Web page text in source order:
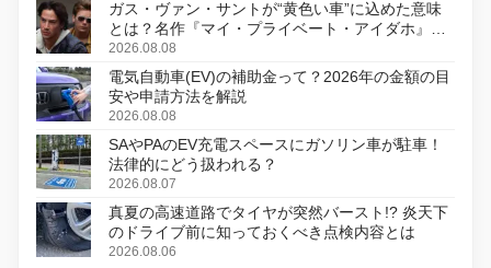
ガス・ヴァン・サントが“黄色い車”に込めた意味
とは？名作『マイ・プライベート・アイダホ』が
初のデジタルリマスター版で復活
2026.08.08
電気自動車(EV)の補助金って？2026年の金額の目
安や申請方法を解説
2026.08.08
SAやPAのEV充電スペースにガソリン車が駐車！
法律的にどう扱われる？
2026.08.07
真夏の高速道路でタイヤが突然バースト!? 炎天下
のドライブ前に知っておくべき点検内容とは
2026.08.06